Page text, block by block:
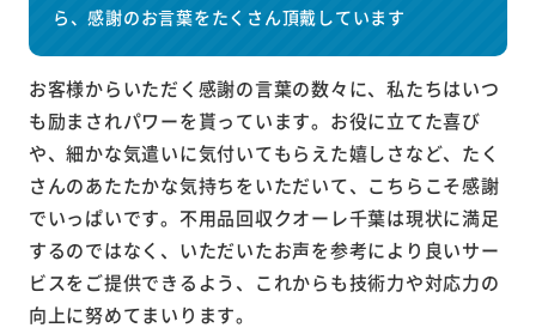
ら、感謝のお言葉をたくさん頂戴しています
お客様からいただく感謝の言葉の数々に、私たちはいつ
も励まされパワーを貰っています。お役に立てた喜び
や、細かな気遣いに気付いてもらえた嬉しさなど、たく
さんのあたたかな気持ちをいただいて、こちらこそ感謝
でいっぱいです。不用品回収クオーレ千葉は現状に満足
するのではなく、いただいたお声を参考により良いサー
ビスをご提供できるよう、これからも技術力や対応力の
向上に努めてまいります。